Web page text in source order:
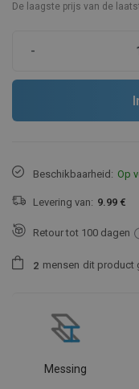
De laagste prijs van de
-
Beschikbaarheid: Op
Levering van: 9.99 €
Retour tot 100 dagen
2 mensen dit product
Messing